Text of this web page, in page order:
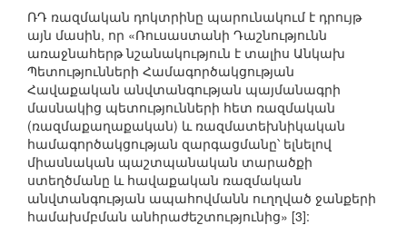
ՌԴ ռազմական դոկտրինը պարունակում է դրույթ
այն մասին, որ «Ռուսաստանի Դաշնությունն
առաջնահերթ նշանակություն է տալիս Անկախ
Պետությունների Համագործակցության
Հավաքական անվտանգության պայմանագրի
մասնակից պետությունների հետ ռազմական
(ռազմաքաղաքական) և ռազմատեխնիկական
համագործակցության զարգացմանը՝ ելնելով
միասնական պաշտպանական տարածքի
ստեղծմանը և հավաքական ռազմական
անվտանգության ապահովմանն ուղղված ջանքերի
համախմբման անհրաժեշտությունից» [3]: